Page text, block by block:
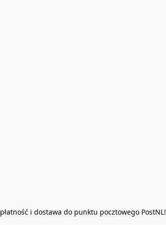
i dostawa do punktu pocztowego PostNL!